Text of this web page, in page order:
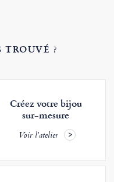
TROUVÉ ?
Créez votre bijou
sur-mesure
Voir l'atelier